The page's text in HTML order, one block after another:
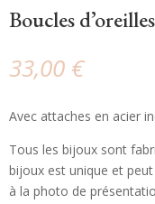
Boucles
33,00 €
Avec attaches en acier
Tous les bijoux sont
bijoux est unique et
à la photo de